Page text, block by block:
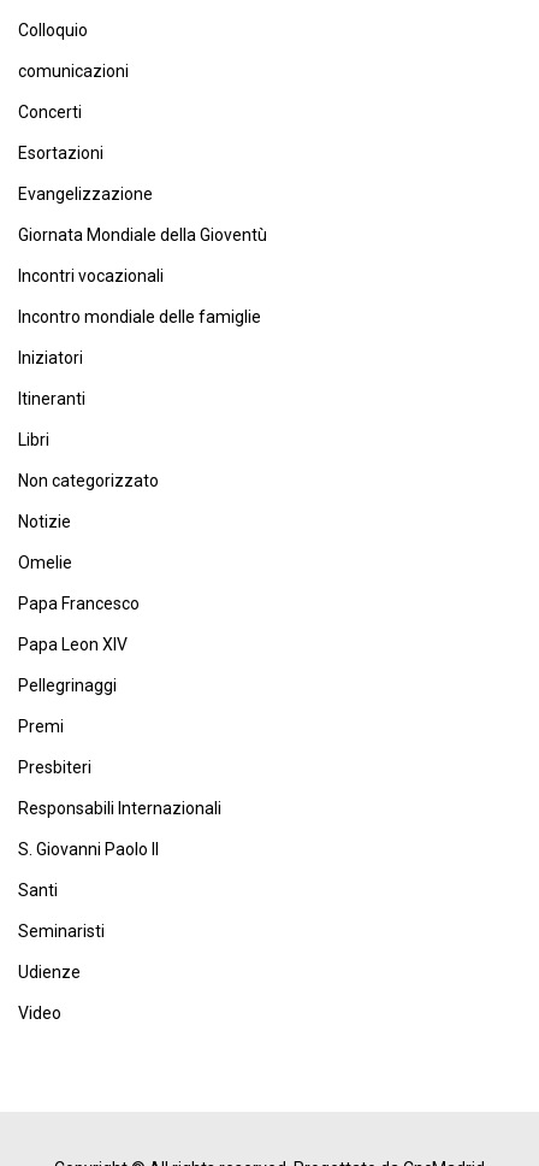
Colloquio
comunicazioni
Concerti
Esortazioni
Evangelizzazione
Giornata Mondiale della Gioventù
Incontri vocazionali
Incontro mondiale delle famiglie
Iniziatori
Itineranti
Libri
Non categorizzato
Notizie
Omelie
Papa Francesco
Papa Leon XIV
Pellegrinaggi
Premi
Presbiteri
Responsabili Internazionali
S. Giovanni Paolo II
Santi
Seminaristi
Udienze
Video